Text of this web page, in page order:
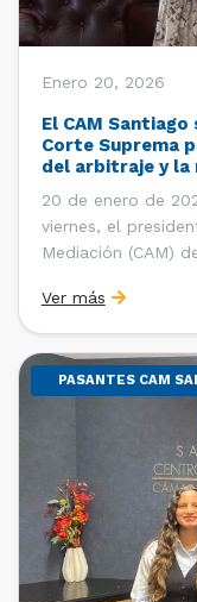
Enero 20, 2026
El CAM
Corte Suprema
del arbitraje y la
20 de enero de
viernes, el
Mediación (CAM)
del CAM Santiago,
la CCS, Carlos
Ver más
PASANTES CAM